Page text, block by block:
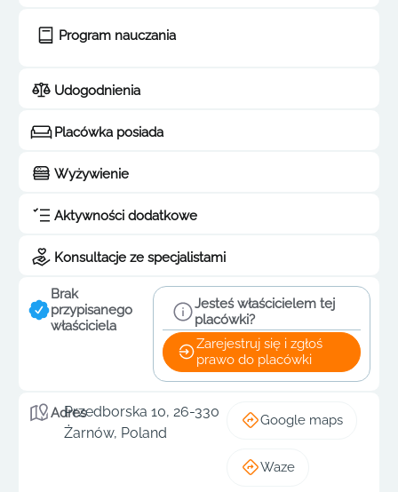
Program nauczania
Udogodnienia
Placówka posiada
Wyżywienie
Aktywności dodatkowe
Konsultacje ze specjalistami
Brak
przypisanego
właściciela
Jesteś właścicielem tej
placówki?
Zarejestruj się i zgłoś
prawo do placówki
Adres
Przedborska 10, 26-330
Żarnów, Poland
Google maps
Waze